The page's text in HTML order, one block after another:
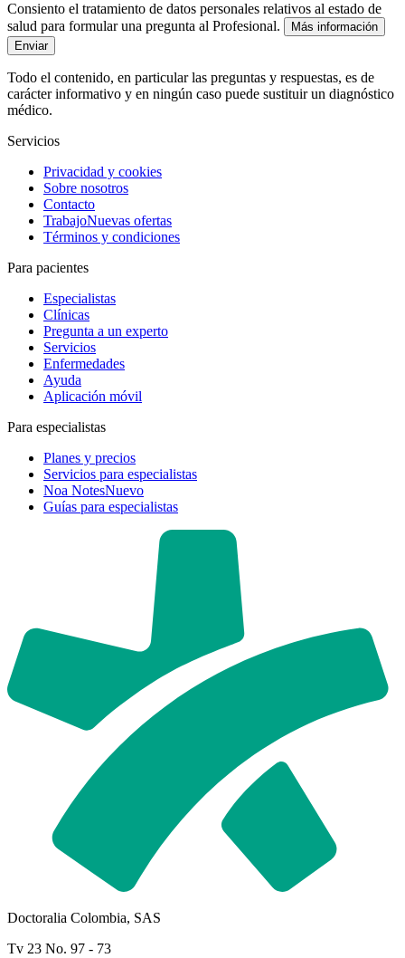
Consiento el tratamiento de datos personales relativos al estado de
salud para formular una pregunta al Profesional.
Más información
Enviar
Todo el contenido, en particular las preguntas y respuestas, es de
carácter informativo y en ningún caso puede sustituir un diagnóstico
médico.
Servicios
Privacidad y cookies
Sobre nosotros
Contacto
TrabajoNuevas ofertas
Términos y condiciones
Para pacientes
Especialistas
Clínicas
Pregunta a un experto
Servicios
Enfermedades
Ayuda
Aplicación móvil
Para especialistas
Planes y precios
Servicios para especialistas
Noa NotesNuevo
Guías para especialistas
Doctoralia Colombia, SAS
Tv 23 No. 97 - 73